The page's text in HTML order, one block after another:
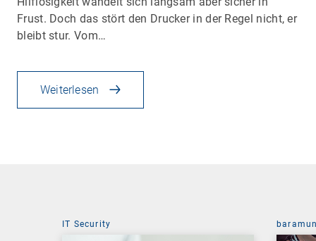
Frust. Doch das stört den Drucker in der Regel nicht, er
bleibt stur. Vom…
Weiterlesen
IT Security